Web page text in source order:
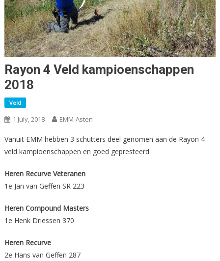
Rayon 4 Veld kampioenschappen
2018
Veld
1 July, 2018 EMM-Asten
Vanuit EMM hebben 3 schutters deel genomen aan de Rayon 4
veld kampioenschappen en goed gepresteerd.
Heren Recurve Veteranen
1e Jan van Geffen SR 223
Heren Compound Masters
1e Henk Driessen 370
Heren Recurve
2e Hans van Geffen 287